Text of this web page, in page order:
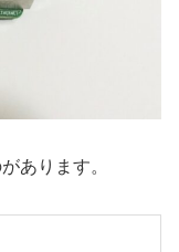
あります。